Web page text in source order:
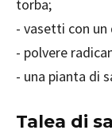
torba;
- vasetti con
- polvere
- una pianta di
Talea di